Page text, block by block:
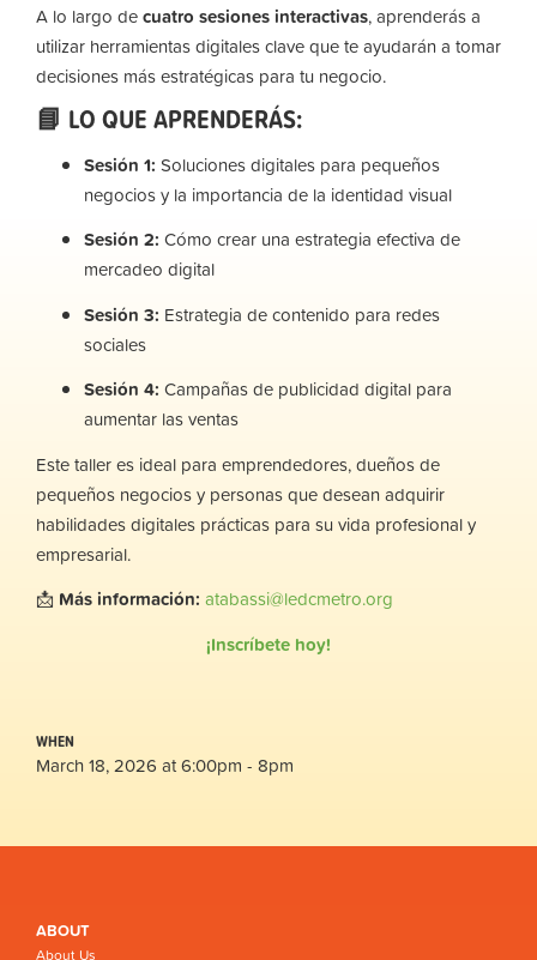
A lo largo decuatro sesiones interactivas, aprenderás a
utilizar herramientas digitales clave que te ayudarán a tomar
decisiones más estratégicas para tu negocio.
📘 LO QUE APRENDERÁS:
Sesión 1: Soluciones digitales para pequeños
negocios y la importancia de la identidad visual
Sesión 2: Cómo crear una estrategia efectiva de
mercadeo digital
Sesión 3: Estrategia de contenido para redes
sociales
Sesión 4: Campañas de publicidad digital para
aumentar las ventas
Este taller es ideal para emprendedores, dueños de
pequeños negocios y personas que desean adquirir
habilidades digitales prácticas para su vida profesional y
empresarial.
📩 Más información: atabassi@ledcmetro.org
¡Inscríbete hoy!
WHEN
March 18, 2026 at 6:00pm - 8pm
ABOUT
About Us